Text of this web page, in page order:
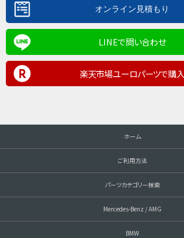
LINEで問い合わせ
楽天市場ユーロパーツで購入
ホーム
ご利用方法
パーツカテゴリー検索
Mercedes-Benz / AMG
BMW